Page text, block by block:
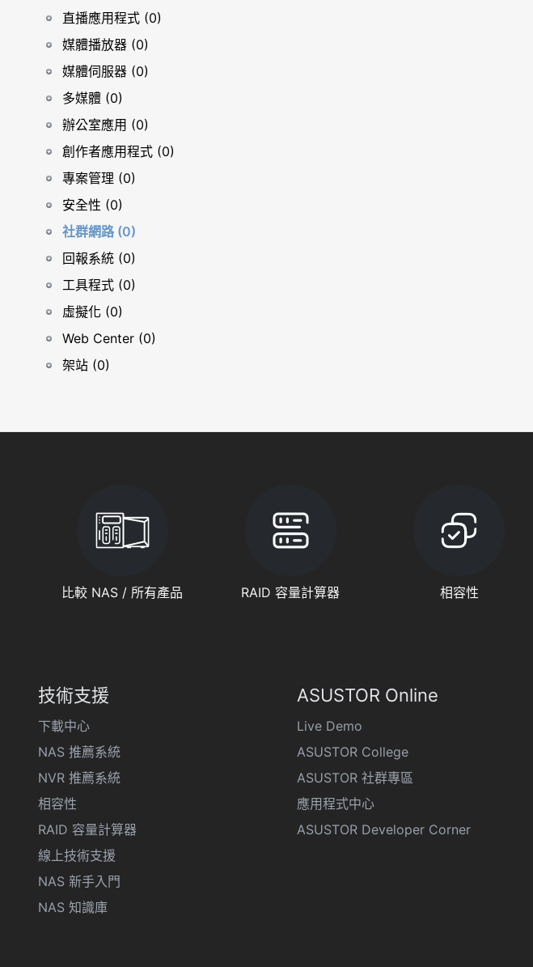
直播應用程式 (0)
媒體播放器 (0)
媒體伺服器 (0)
多媒體 (0)
辦公室應用 (0)
創作者應用程式 (0)
專案管理 (0)
安全性 (0)
社群網路 (0)
回報系統 (0)
工具程式 (0)
虛擬化 (0)
Web Center (0)
架站 (0)
比較 NAS / 所有產品 RAID 容量計算器 相容性
技術支援
下載中心
NAS 推薦系統
NVR 推薦系統
相容性
RAID 容量計算器
線上技術支援
NAS 新手入門
NAS 知識庫
ASUSTOR Online
Live Demo
ASUSTOR College
ASUSTOR 社群專區
應用程式中心
ASUSTOR Developer Corner